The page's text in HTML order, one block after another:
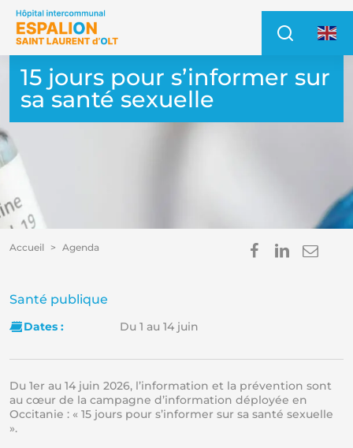
Accéder au contenu
Accéder au menu
15 jours pour s’informer sur
sa santé sexuelle
Accueil Agenda Partager
Catégorie :
Santé publique
Dates : Du 1 au 14 juin
Du 1er au 14 juin 2026, l’information et la prévention sont
au cœur de la campagne d’information déployée en
Occitanie : « 15 jours pour s’informer sur sa santé sexuelle
».